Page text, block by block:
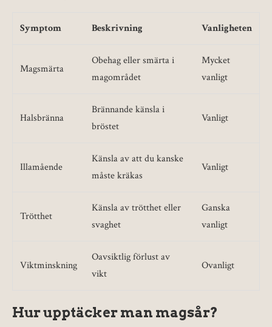
Symptom Beskrivning Vanligheten
Magsmärta
Obehag eller smärta i
magområdet
Mycket
vanligt
Halsbränna
Brännande känsla i
bröstet
Vanligt
Illamående
Känsla av att du kanske
måste kräkas
Vanligt
Trötthet
Känsla av trötthet eller
svaghet
Ganska
vanligt
Viktminskning
Oavsiktlig förlust av
vikt
Ovanligt
Hur upptäcker man magsår?